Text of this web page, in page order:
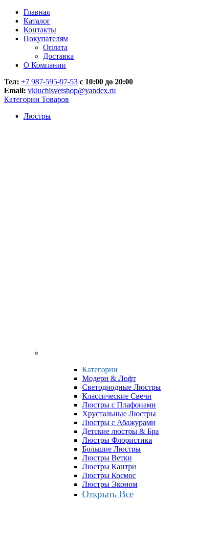
Главная
Каталог
Контакты
Покупателям
Оплата
Доставка
О Компании
Тел: +7 987-595-97-53 с 10:00 до 20:00
Email: vkluchisvetshop@yandex.ru
Категории Товаров
Люстры
Категории
Модерн & Лофт
Светодиодные Люстры
Классические Свечи
Люстры с Плафонами
Хрустальные Люстры
Люстры с Абажурами
Детские люстры & Бра
Люстры Флористика
Большие Люстры
Люстры Ветки
Люстры Кантри
Люстры Космос
Люстры Эконом
Открыть Все